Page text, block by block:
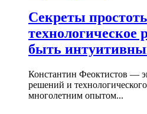
Секреты
технологическое
быть
Константин Феоктистов —
решений и
многолетним опытом...